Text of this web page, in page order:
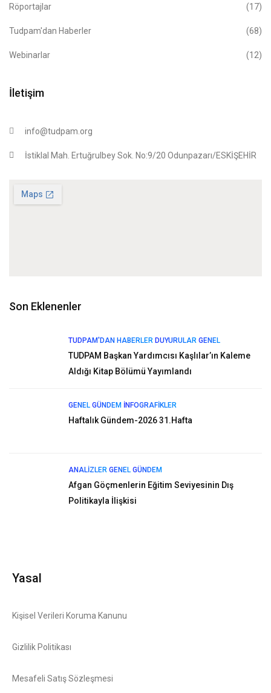
Röportajlar (17)
Tudpam'dan Haberler (68)
Webinarlar (12)
İletişim
info@tudpam.org
İstiklal Mah. Ertuğrulbey Sok. No:9/20 Odunpazarı/ESKİŞEHİR
Son Eklenenler
TUDPAM'DAN HABERLER DUYURULAR GENEL
TUDPAM Başkan Yardımcısı Kaşlılar’ın Kaleme
Aldığı Kitap Bölümü Yayımlandı
GENEL GÜNDEM İNFOGRAFIKLER
Haftalık Gündem-2026 31.Hafta
ANALIZLER GENEL GÜNDEM
Afgan Göçmenlerin Eğitim Seviyesinin Dış
Politikayla İlişkisi
Yasal
Kişisel Verileri Koruma Kanunu
Gizlilik Politikası
Mesafeli Satış Sözleşmesi